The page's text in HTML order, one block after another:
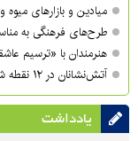
میادین و بازارهای
طرح‌های فرهنگی به
هنرمندان با «ترسیم
آتش‌نشانان در ۱۲ نقطه شهر کرج مستقر می‌شوند
یادداشت